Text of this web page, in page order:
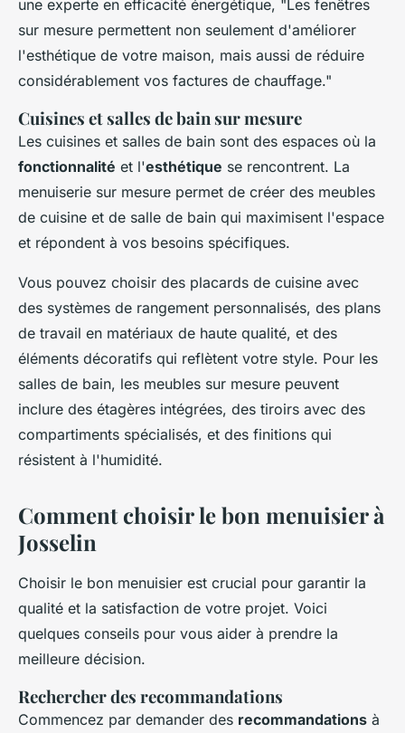
une experte en efficacité énergétique, " Les fenêtres
sur mesure permettent non seulement d'améliorer
l'esthétique de votre maison, mais aussi de réduire
considérablement vos factures de chauffage."
Cuisines et salles de bain sur mesure
Les cuisines et salles de bain sont des espaces où la
fonctionnalité et l'esthétique se rencontrent. La
menuiserie sur mesure permet de créer des meubles
de cuisine et de salle de bain qui maximisent l'espace
et répondent à vos besoins spécifiques.
Vous pouvez choisir des placards de cuisine avec
des systèmes de rangement personnalisés, des plans
de travail en matériaux de haute qualité, et des
éléments décoratifs qui reflètent votre style. Pour les
salles de bain, les meubles sur mesure peuvent
inclure des étagères intégrées, des tiroirs avec des
compartiments spécialisés, et des finitions qui
résistent à l'humidité.
Comment choisir le bon menuisier à
Josselin
Choisir le bon menuisier est crucial pour garantir la
qualité et la satisfaction de votre projet. Voici
quelques conseils pour vous aider à prendre la
meilleure décision.
Rechercher des recommandations
Commencez par demander des recommandations à